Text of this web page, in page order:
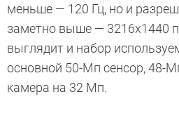
меньше — 120 Гц, но и
заметно выше — 3216x1440
выглядит и набор
основной 50-Мп сенсор, 48-
камера на 32 Мп.